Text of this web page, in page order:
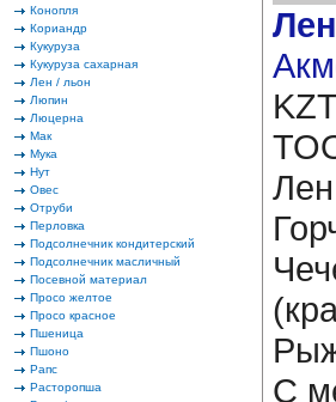
Конопля
Кориандр
Кукуруза
Кукуруза сахарная
Лен / льон
Люпин
Люцерна
Мак
Мука
Нут
Овес
Отруби
Перловка
Подсолнечник кондитерский
Подсолнечник масличный
Посевной материал
Просо желтое
Просо красное
Пшеница
Пшоно
Рапс
Расторопша
С